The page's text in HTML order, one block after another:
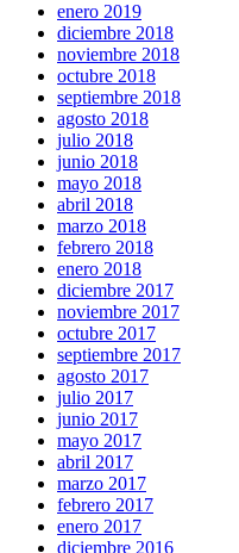
enero 2019
diciembre 2018
noviembre 2018
octubre 2018
septiembre 2018
agosto 2018
julio 2018
junio 2018
mayo 2018
abril 2018
marzo 2018
febrero 2018
enero 2018
diciembre 2017
noviembre 2017
octubre 2017
septiembre 2017
agosto 2017
julio 2017
junio 2017
mayo 2017
abril 2017
marzo 2017
febrero 2017
enero 2017
diciembre 2016